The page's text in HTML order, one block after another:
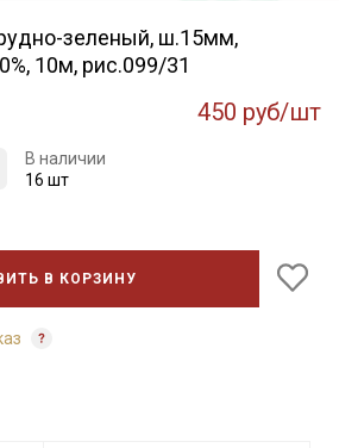
зеленый, ш.15мм,
10м, рис.099/31
450 руб/шт
В наличии
16 шт
В КОРЗИНУ